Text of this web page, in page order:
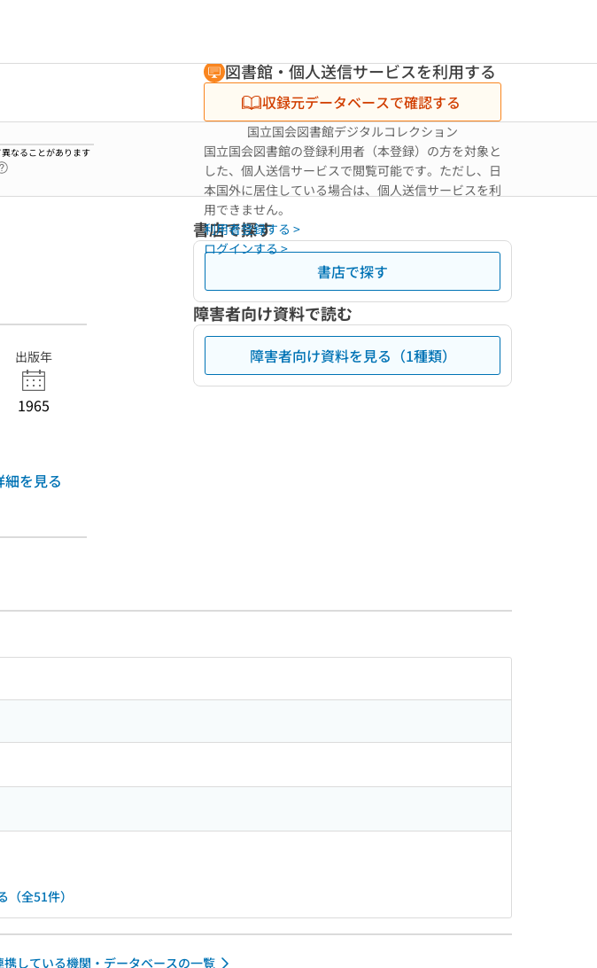
なることがあります
図書館・個人送信サービスを利用する
収録元データベースで確認する
国立国会図書館デジタルコレクション
国立国会図書館の登録利用者（本登録）の方を対象と
した、個人送信サービスで閲覧可能です。ただし、日
本国外に居住している場合は、個人送信サービスを利
用できません。
利用者登録する >
ログインする >
出版年
1965
細を見る
書店で探す
書店で探す
障害者向け資料で読む
障害者向け資料を見る（1種類）
（全51件）
携している機関・データベースの一覧